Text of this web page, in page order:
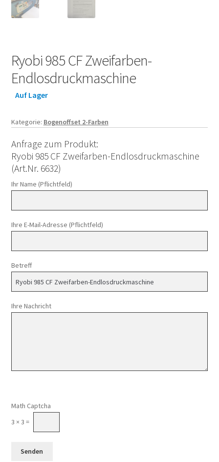
Ryobi 985 CF Zweifarben-
Endlosdruckmaschine
Auf Lager
Kategorie: Bogenoffset 2-Farben
Anfrage zum Produkt:
Ryobi 985 CF Zweifarben-Endlosdruckmaschine
(Art.Nr. 6632)
Ihr Name (Pflichtfeld)
Ihre E-Mail-Adresse (Pflichtfeld)
Betreff
Ihre Nachricht
Math Captcha
3 × 3 =